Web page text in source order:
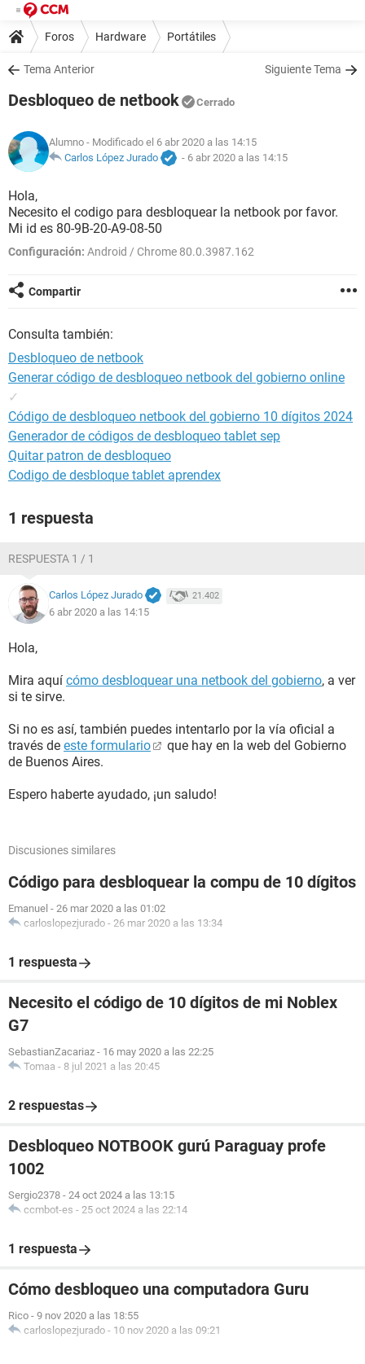
Foros Hardware Portátiles
Tema Anterior Siguiente Tema
Desbloqueo de netbook Cerrado
Alumno - Modificado el 6 abr 2020 a las 14:15
Carlos López Jurado
- 6 abr 2020 a las 14:15
Hola,
Necesito el codigo para desbloquear la netbook por favor.
Mi id es 80-9B-20-A9-08-50
Configuración: Android / Chrome 80.0.3987.162
Compartir
Consulta también:
Desbloqueo de netbook
Generar código de desbloqueo netbook del gobierno online
✓
Código de desbloqueo netbook del gobierno 10 dígitos 2024
Generador de códigos de desbloqueo tablet sep
Quitar patron de desbloqueo
Codigo de desbloque tablet aprendex
1 respuesta
RESPUESTA 1 / 1
Carlos López Jurado 21.402
6 abr 2020 a las 14:15
Hola,
Mira aquí cómo desbloquear una netbook del gobierno, a ver
si te sirve.
Si no es así, también puedes intentarlo por la vía oficial a
través de este formulario
que hay en la web del Gobierno
de Buenos Aires.
Espero haberte ayudado, ¡un saludo!
Discusiones similares
Código para desbloquear la compu de 10 dígitos
Emanuel - 26 mar 2020 a las 01:02
carloslopezjurado - 26 mar 2020 a las 13:34
1 respuesta
Necesito el código de 10 dígitos de mi Noblex
G7
SebastianZacariaz - 16 may 2020 a las 22:25
Tomaa - 8 jul 2021 a las 20:45
2 respuestas
Desbloqueo NOTBOOK gurú Paraguay profe
1002
Sergio2378 - 24 oct 2024 a las 13:15
ccmbot-es - 25 oct 2024 a las 22:14
1 respuesta
Cómo desbloqueo una computadora Guru
Rico - 9 nov 2020 a las 18:55
carloslopezjurado - 10 nov 2020 a las 09:21